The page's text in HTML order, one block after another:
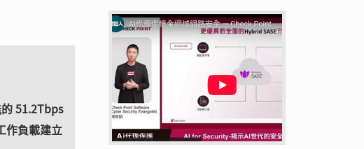
51.2Tbps
負載建立